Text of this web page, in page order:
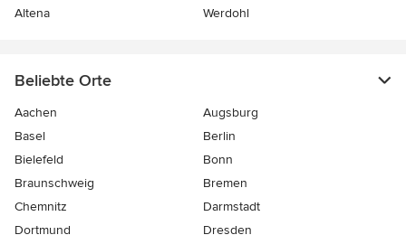
Altena Werdohl
Beliebte Orte
Aachen
Augsburg
Basel
Berlin
Bielefeld
Bonn
Braunschweig
Bremen
Chemnitz
Darmstadt
Dortmund
Dresden